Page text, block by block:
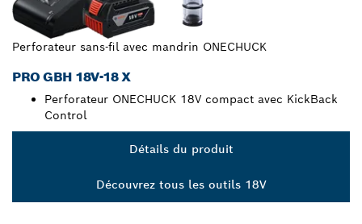
Perforateur sans-fil avec mandrin ONECHUCK
PRO GBH 18V-18 X
Perforateur ONECHUCK 18V compact avec KickBack
Control
Détails du produit
Découvrez tous les outils 18V